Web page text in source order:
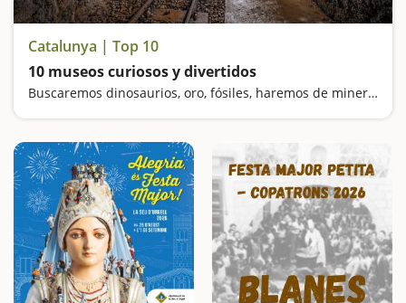
Catalunya | Top 10
10 museos curiosos y divertidos
Buscaremos dinosaurios, oro, fósiles, haremos de mineros y nos sentiremos gigantes